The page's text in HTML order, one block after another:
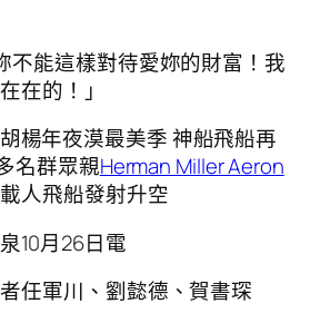
不能這樣對待愛妳的財富！我
在的！」
楊年夜漠最美季 神船飛船再
名群眾親Herman Miller Aeron
人飛船發射升空
10月26日電
軍川、劉懿德、賀書琛